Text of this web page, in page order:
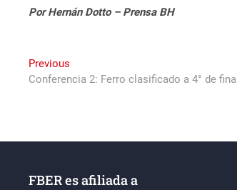
Por Hernán Dotto – Prensa BH
Navegación
de
Previous
post:
Conferencia 2: Ferro clasificado a 4° de final
FBER es afiliada a